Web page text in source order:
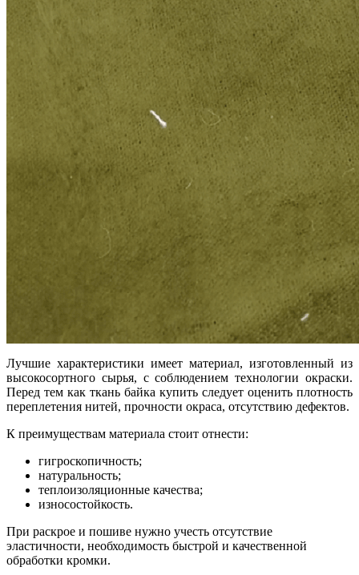
Лучшие характеристики имеет материал, изготовленный из
высокосортного сырья, с соблюдением технологии окраски.
Перед тем как ткань байка купить следует оценить плотность
переплетения нитей, прочности окраса, отсутствию дефектов.
К преимуществам материала стоит отнести:
гигроскопичность;
натуральность;
теплоизоляционные качества;
износостойкость.
При раскрое и пошиве нужно учесть отсутствие
эластичности, необходимость быстрой и качественной
обработки кромки.